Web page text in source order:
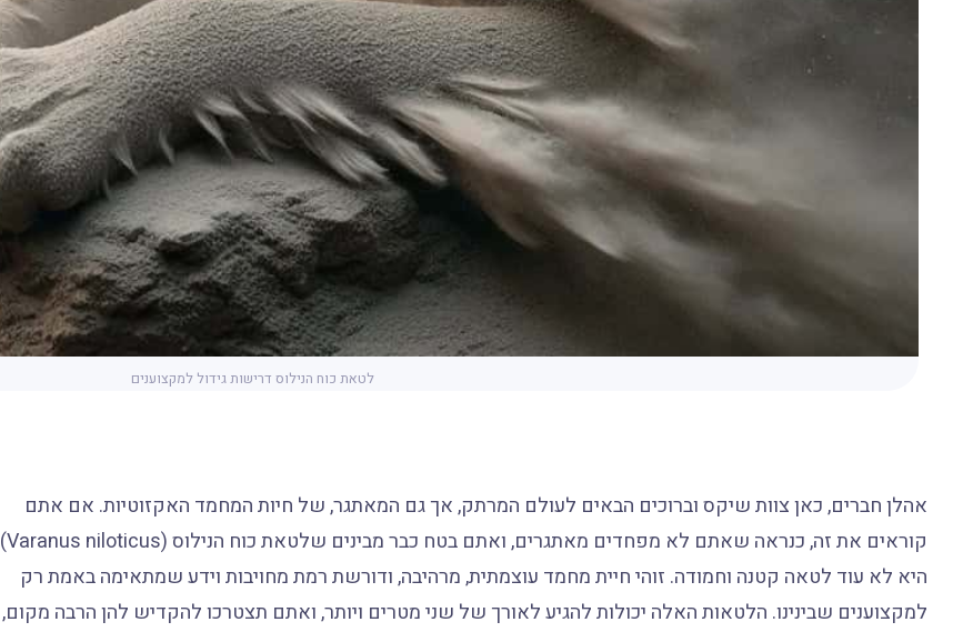
לטאת כוח הנילוס דרישות גידול למקצוענים
אהלן חברים, כאן צוות שיקס וברוכים הבאים לעולם המרתק, אך גם המאתגר, של חיות המחמד האקזוטיות. אם אתם
קוראים את זה, כנראה שאתם לא מפחדים מאתגרים, ואתם בטח כבר מבינים שלטאת כוח הנילוס (Varanus niloticus)
היא לא עוד לטאה קטנה וחמודה. זוהי חיית מחמד עוצמתית, מרהיבה, ודורשת רמת מחויבות וידע שמתאימה באמת רק
למקצוענים שבינינו. הלטאות האלה יכולות להגיע לאורך של שני מטרים ויותר, ואתם תצטרכו להקדיש להן הרבה מקום,